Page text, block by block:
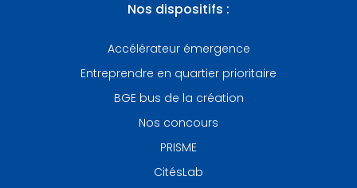
Nos dispositifs :
Accélérateur émergence
Entreprendre en quartier prioritaire
BGE bus de la création
Nos concours
PRISME
CitésLab